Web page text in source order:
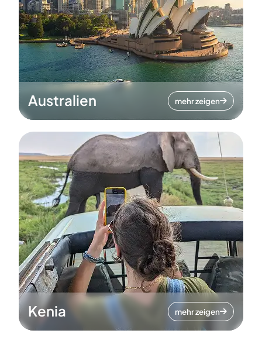
Australien mehr zeigen
Kenia mehr zeigen